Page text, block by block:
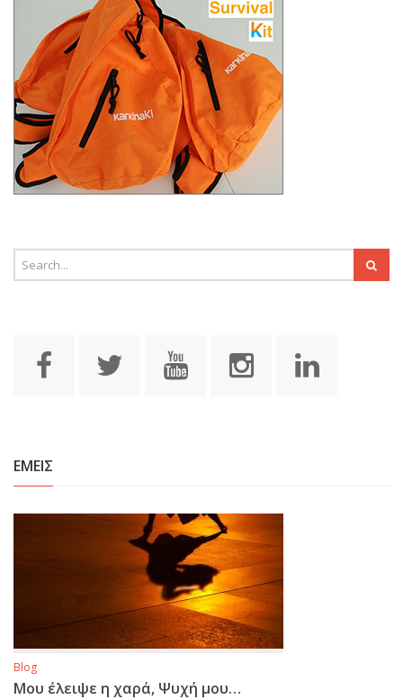
ΕΜΕΙΣ
Blog
Μου έλειψε η χαρά, Ψυχή μου…